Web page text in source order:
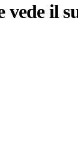
vede il